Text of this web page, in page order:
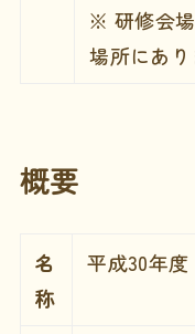
※ 研修会
場所にあり
概要
名
称
平成30年